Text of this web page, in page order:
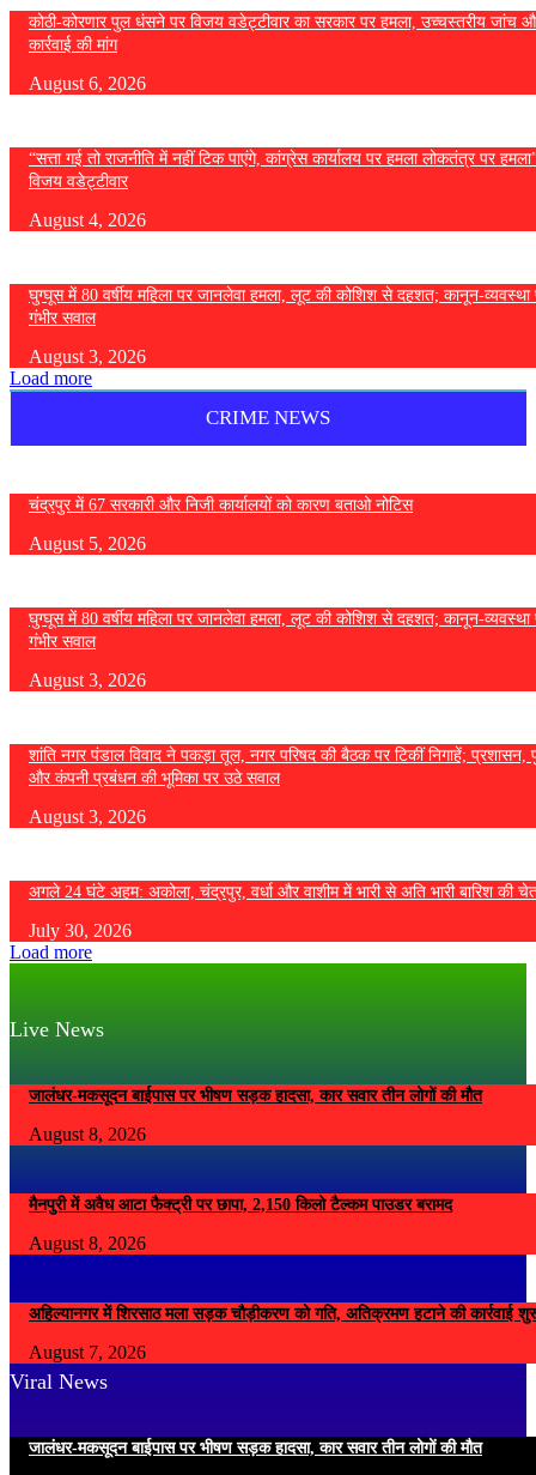
कोठी-कोरणार पुल धंसने पर विजय वडेट्टीवार का सरकार पर हमला, उच्चस्तरीय जांच
कार्रवाई की मांग
August 6, 2026
“सत्ता गई तो राजनीति में नहीं टिक पाएंगे, कांग्रेस कार्यालय पर हमला लोकतंत्र पर
विजय वडेट्टीवार
August 4, 2026
घुग्घूस में 80 वर्षीय महिला पर जानलेवा हमला, लूट की कोशिश से दहशत; कानून-व्यवस्था
गंभीर सवाल
August 3, 2026
Load more
CRIME NEWS
चंद्रपुर में 67 सरकारी और निजी कार्यालयों को कारण बताओ नोटिस
August 5, 2026
घुग्घूस में 80 वर्षीय महिला पर जानलेवा हमला, लूट की कोशिश से दहशत; कानून-व्यवस्था
गंभीर सवाल
August 3, 2026
शांति नगर पंडाल विवाद ने पकड़ा तूल, नगर परिषद की बैठक पर टिकीं निगाहें; प्रशासन,
और कंपनी प्रबंधन की भूमिका पर उठे सवाल
August 3, 2026
अगले 24 घंटे अहम: अकोला, चंद्रपुर, वर्धा और वाशीम में भारी से अति भारी बारिश की
July 30, 2026
Load more
Live News
जालंधर-मकसूदन बाईपास पर भीषण सड़क हादसा, कार सवार तीन लोगों की मौत
August 8, 2026
मैनपुरी में अवैध आटा फैक्ट्री पर छापा, 2,150 किलो टैल्कम पाउडर बरामद
August 8, 2026
अहिल्यानगर में शिरसाठ मला सड़क चौड़ीकरण को गति, अतिक्रमण हटाने की कार्रवाई
August 7, 2026
Viral News
जालंधर-मकसूदन बाईपास पर भीषण सड़क हादसा, कार सवार तीन लोगों की मौत